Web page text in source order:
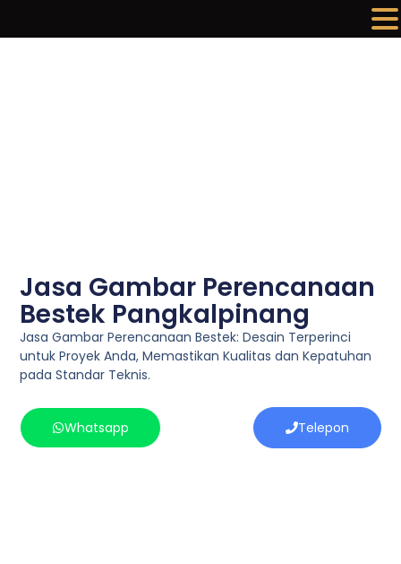
Jasa Gambar Perencanaan
Bestek Pangkalpinang
Jasa Gambar Perencanaan Bestek: Desain Terperinci
untuk Proyek Anda, Memastikan Kualitas dan Kepatuhan
pada Standar Teknis.
Whatsapp Telepon